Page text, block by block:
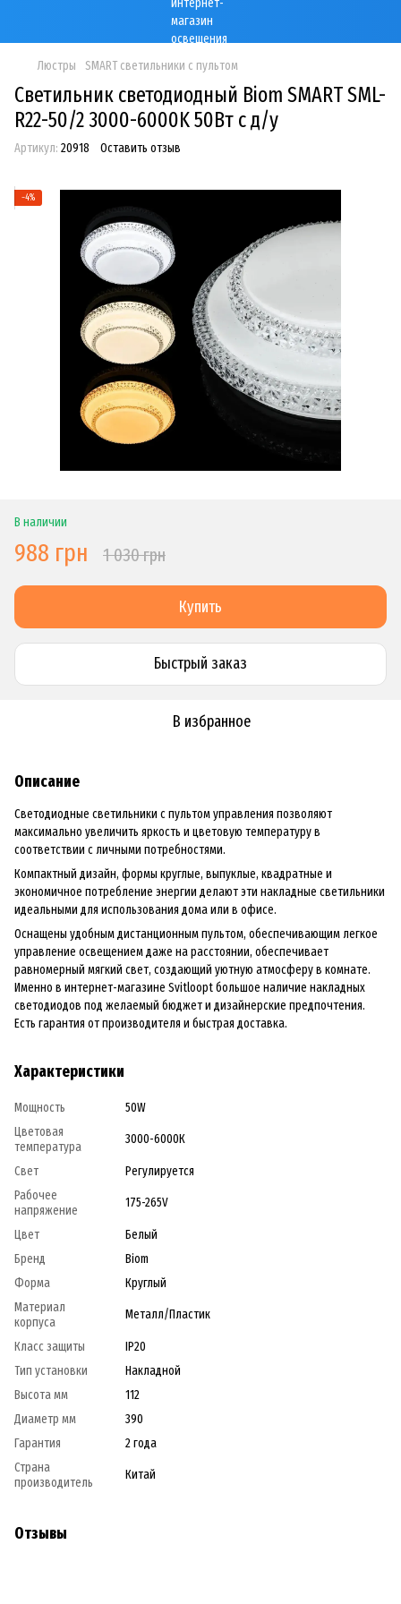
Люстры SMART светильники с пультом
Светильник светодиодный Biom SMART SML-
R22-50/2 3000-6000K 50Вт с д/у
Артикул: 20918 Оставить отзыв
−4%
В наличии
988 грн 1 030 грн
Купить
Быстрый заказ
В избранное
Описание
Светодиодные светильники с пультом управления позволяют
максимально увеличить яркость и цветовую температуру в
соответствии с личными потребностями.
Компактный дизайн, формы круглые, выпуклые, квадратные и
экономичное потребление энергии делают эти накладные светильники
идеальными для использования дома или в офисе.
Оснащены удобным дистанционным пультом, обеспечивающим легкое
управление освещением даже на расстоянии, обеспечивает
равномерный мягкий свет, создающий уютную атмосферу в комнате.
Именно в интернет-магазине Svitloopt большое наличие накладных
светодиодов под желаемый бюджет и дизайнерские предпочтения.
Есть гарантия от производителя и быстрая доставка.
Характеристики
Мощность
50W
Цветовая
температура
3000-6000К
Свет
Регулируется
Рабочее
напряжение
175-265V
Цвет
Белый
Бренд
Biom
Форма
Круглый
Материал
корпуса
Металл/Пластик
Класс защиты
IP20
Тип установки
Накладной
Высота мм
112
Диаметр мм
390
Гарантия
2 года
Страна
производитель
Китай
Отзывы